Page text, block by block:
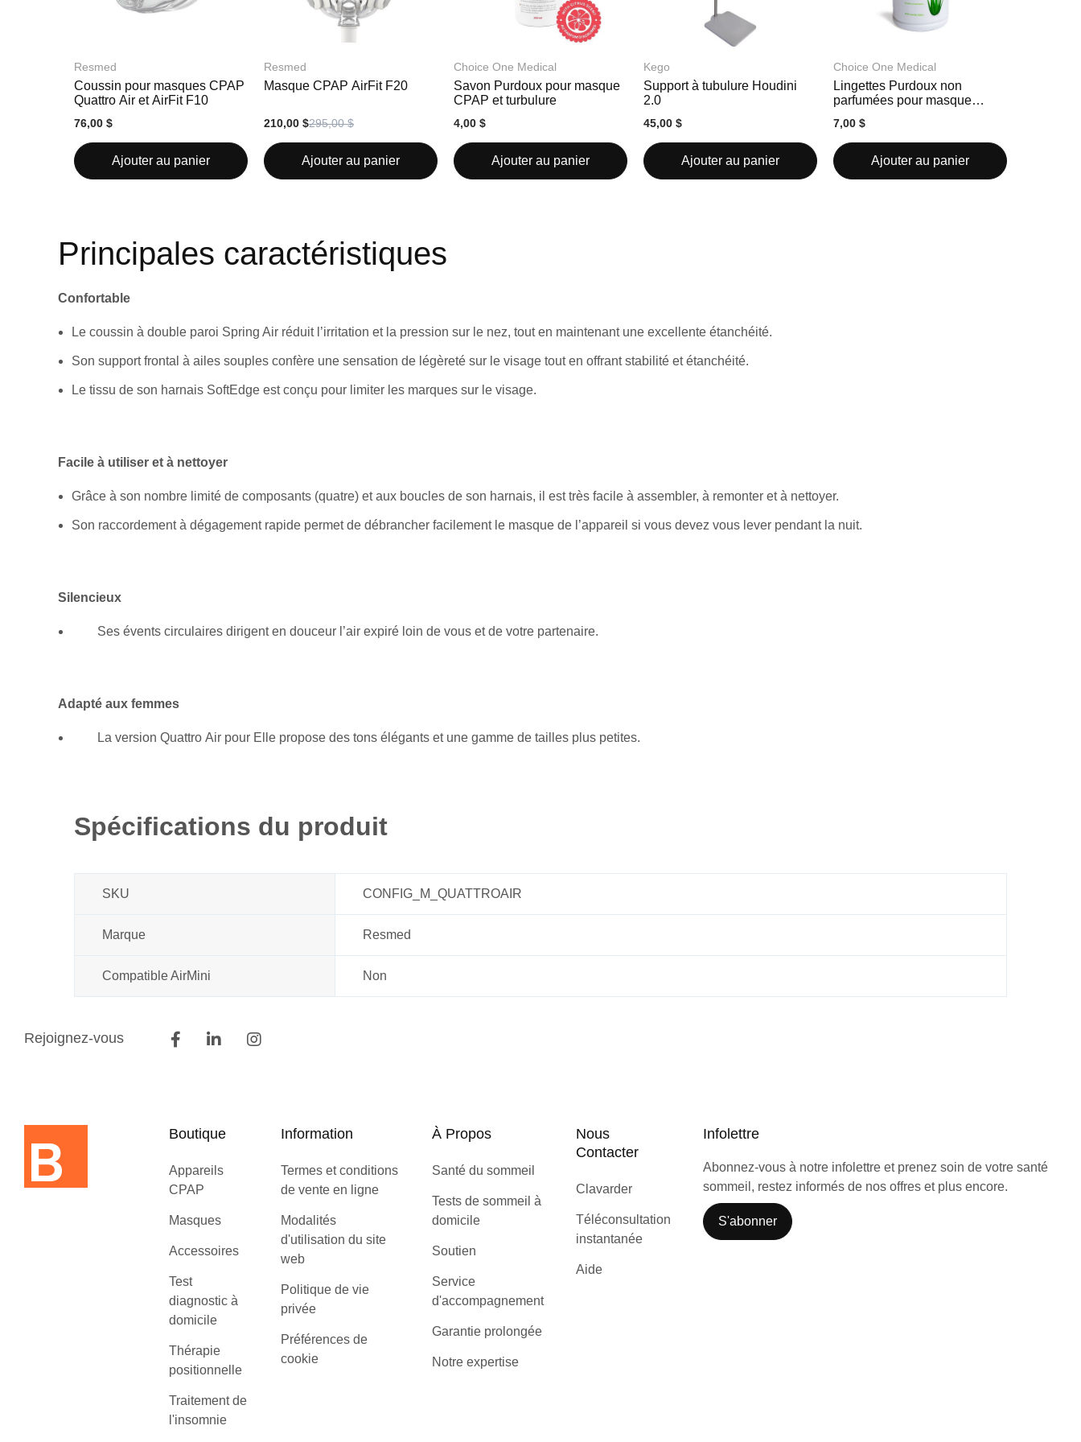
Resmed
Coussin pour masques CPAP
Quattro Air et AirFit F10
76,00 $
Ajouter au panier
Resmed
Masque CPAP AirFit F20
210,00 $295,00 $
Ajouter au panier
Choice One Medical
Savon Purdoux pour masque
CPAP et turbulure
4,00 $
Ajouter au panier
Kego
Support à tubulure Houdini
2.0
45,00 $
Ajouter au panier
Choice One Medical
Lingettes Purdoux non
parfumées pour masque
7,00 $
Ajouter au panier
Principales caractéristiques
Confortable
Le coussin à double paroi Spring Air réduit l’irritation et la pression sur le nez, tout en maintenant une excellente étanchéité.
Son support frontal à ailes souples confère une sensation de légèreté sur le visage tout en offrant stabilité et étanchéité.
Le tissu de son harnais SoftEdge est conçu pour limiter les marques sur le visage.
Facile à utiliser et à nettoyer
Grâce à son nombre limité de composants (quatre) et aux boucles de son harnais, il est très facile à assembler, à remonter et à nettoyer.
Son raccordement à dégagement rapide permet de débrancher facilement le masque de l’appareil si vous devez vous lever pendant la nuit.
Silencieux
Ses évents circulaires dirigent en douceur l’air expiré loin de vous et de votre partenaire.
Adapté aux femmes
La version Quattro Air pour Elle propose des tons élégants et une gamme de tailles plus petites.
Spécifications du produit
SKU CONFIG_M_QUATTROAIR
Marque Resmed
Compatible AirMini Non
Rejoignez-vous
Boutique
Appareils
CPAP
Masques
Accessoires
Test
diagnostic à
domicile
Thérapie
positionnelle
Traitement de
l'insomnie
Information
Termes et conditions
de vente en ligne
Modalités
d'utilisation du site
web
Politique de vie
privée
Préférences de
cookie
À Propos
Santé du sommeil
Tests de sommeil à
domicile
Soutien
Service
d'accompagnement
Garantie prolongée
Notre expertise
Nous
Contacter
Clavarder
Téléconsultation
instantanée
Aide
Infolettre
Abonnez-vous à notre infolettre et prenez soin de votre santé
sommeil, restez informés de nos offres et plus encore.
S'abonner